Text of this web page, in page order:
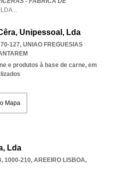
LDA...
Unipessoal, Lda
127, UNIAO FREGUESIAS
e produtos à base de carne, em
Mapa
Lda
1000-210, AREEIRO LISBOA,